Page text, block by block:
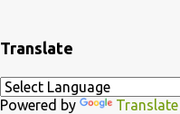
Translate
Powered by Translate